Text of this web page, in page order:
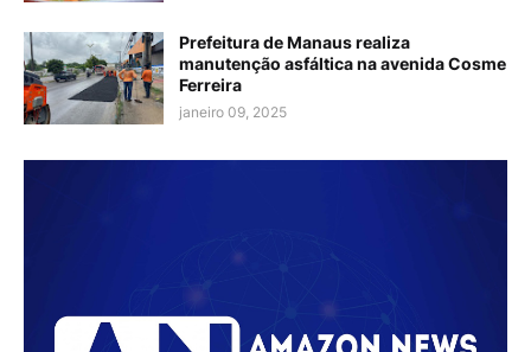
Prefeitura de Manaus realiza
manutenção asfáltica na avenida Cosme
Ferreira
janeiro 09, 2025